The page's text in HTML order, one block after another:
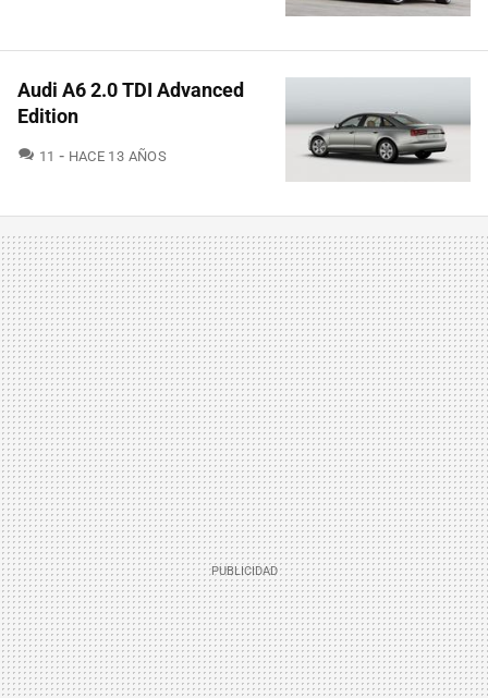
Audi A6 2.0 TDI Advanced
Edition
11 COMENTARIOS
HACE 13 AÑOS